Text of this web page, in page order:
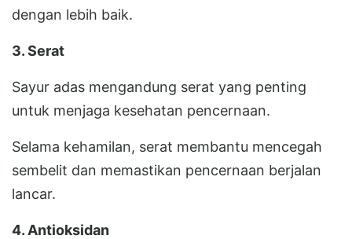
dengan lebih baik.
3. Serat
Sayur adas mengandung serat yang penting
untuk menjaga kesehatan pencernaan.
Selama kehamilan, serat membantu mencegah
sembelit dan memastikan pencernaan berjalan
lancar.
4. Antioksidan